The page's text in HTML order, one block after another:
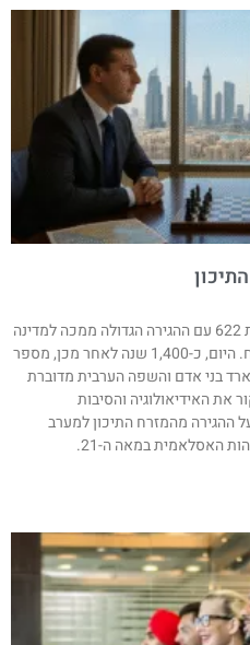
האסלאם החל את דרכו הרשמית בשנת 622 עם ההגירה הגדולה ממכה למדינה
במזרח תיכון בו הערבים היוו מיעוט זניח. היום, כ-1,400 שנה לאחר מכן, מספר
בעולם עומד עד כ-1.8 מיליארד בני אדם והשפה הערבית מדוברת
נסקור את האידיאולוגיה והסיבות
מהמזרח התיכון למערב
האסלאמית במאה ה-21.